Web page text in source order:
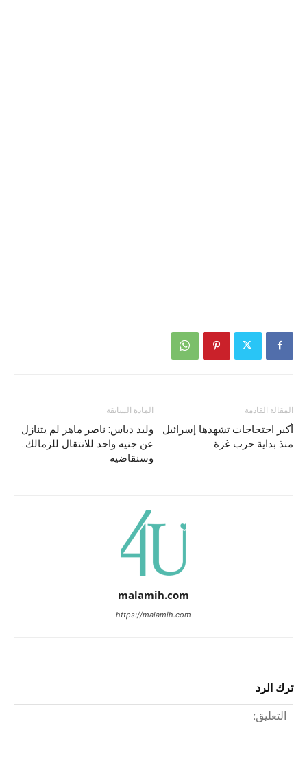
المادة السابقة
وليد دباس: ناصر ماهر لم يتنازل
عن جنيه واحد للانتقال للزمالك..
وسنقاضيه
المقالة القادمة
أكبر احتجاجات تشهدها إسرائيل
منذ بداية حرب غزة
malamih.com
https://malamih.com
ترك الرد